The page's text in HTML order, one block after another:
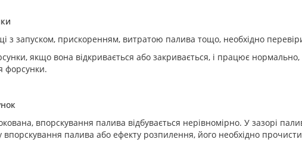
з запуском, прискоренням, витратою палива тощо, необхідно
якщо вона відкривається або закривається, і працює
форсунки.
впорскування палива відбувається нерівномірно. У зазорі
впорскування палива або ефекту розпилення, його необхідно